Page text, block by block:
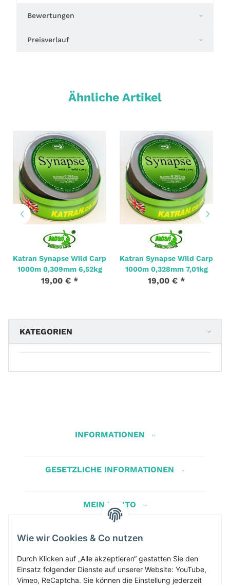
Bewertungen
Preisverlauf
Ähnliche Artikel
Katran Synapse Wild Carp
1000m 0,309mm 6,52kg
19,00 € *
Katran Synapse Wild Carp
1000m 0,328mm 7,01kg
19,00 € *
KATEGORIEN
INFORMATIONEN
GESETZLICHE INFORMATIONEN
MEIN KONTO
Herbis Anglerladen
Inh.Herbert Schinnerl
Kirchdorf am Inn 5
4982 Kirchdorf am Inn
Wie wir Cookies & Co nutzen
Durch Klicken auf „Alle akzeptieren“ gestatten Sie den
Einsatz folgender Dienste auf unserer Website: YouTube,
Vimeo, ReCaptcha. Sie können die Einstellung jederzeit